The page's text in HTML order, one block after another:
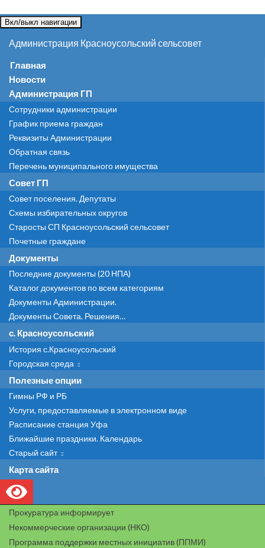
Вкл/выкл навигации
Администрация Красноусольский сельсовет
Главная
Новости
Администрация ГП
Сотрудники администрации
График приема граждан
Реквизиты Администрации
Обратная связь
Перечень муниципального имущества
Совет ГП
Совет поселения. Депутаты
Схемы избирательных округов
Старосты СП Красноусольский сельсовет
Почетные граждане
Документы
Последние документы (20 НПА)
Каталог документов по всем категориям
Документы Администрации.
Документы Совета. Решения…
с. Красноусольский
История с.Красноусольский
Городская среда
Полезные опции
Гимны РФ и РБ
Услуги, предоставляемые в электронном виде
Расписание станция Уфа
Ближайшие праздники. Календарь
Старый сайт
Карта сайта
Прокуратура информирует
Некоммерческие организации (НКО)
Программа поддержки местных инициатив (ППМИ)